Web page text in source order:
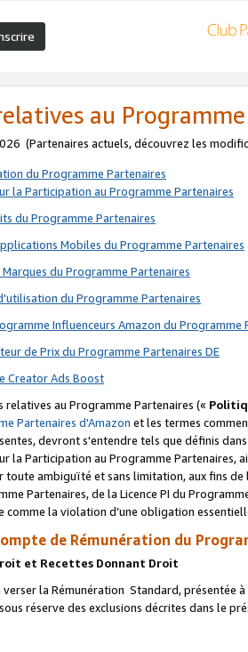
au
(Partenaires actuels, découvrez les
du Programme Partenaires
la Participation au Programme Partenaires
du Programme Partenaires
Mobiles du Programme Partenaires
du Programme Partenaires
du Programme Partenaires
Influenceurs Amazon du Programme
de Prix du Programme Partenaires DE
Creator Ads Boost
relatives au Programme Partenaires («
Partenaires d'Amazon et les termes
devront s'entendre tels que définis
la Participation au Programme Partenaires,
toute ambiguïté et sans limitation, aux fins
Partenaires, de la Licence PI du
comme la violation d’une obligation
de Rémunération du
et Recettes Donnant Droit
verser la Rémunération Standard, présentée
réserve des exclusions décrites dans le